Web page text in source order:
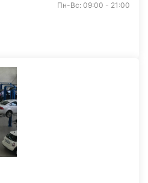
Пн-Вс: 09:00 - 21:00